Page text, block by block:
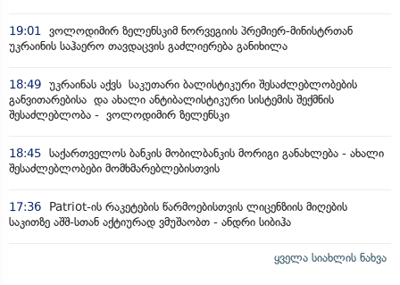
19:01 ვოლოდიმირ ზელენსკიმ ნორვეგიის პრემიერ-მინისტრთან
უკრაინის საჰაერო თავდაცვის გაძლიერება განიხილა
18:49 უკრაინას აქვს საკუთარი ბალისტიკური შესაძლებლობების
განვითარებისა და ახალი ანტიბალისტიკური სისტემის შექმნის
შესაძლებლობა - ვოლოდიმირ ზელენსკი
18:45 საქართველოს ბანკის მობილბანკის მორიგი განახლება - ახალი
შესაძლებლობები მომხმარებლებისთვის
17:36
Patriot-ის რაკეტების წარმოებისთვის ლიცენზიის მიღების
საკითზე აშშ-სთან აქტიურად ვმუშაობთ - ანდრი სიბიჰა
ყველა სიახლის ნახვა